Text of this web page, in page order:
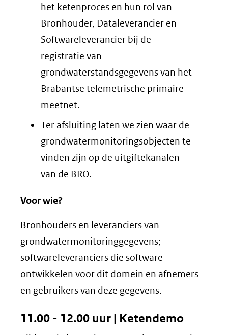
het ketenproces en hun rol van
Bronhouder, Dataleverancier en
Softwareleverancier bij de
registratie van
grondwaterstandsgegevens van het
Brabantse telemetrische primaire
meetnet.
Ter afsluiting laten we zien waar de
grondwatermonitoringsobjecten te
vinden zijn op de uitgiftekanalen
van de BRO.
Voor wie?
Bronhouders en leveranciers van
grondwatermonitoringgegevens;
softwareleveranciers die software
ontwikkelen voor dit domein en afnemers
en gebruikers van deze gegevens.
11.00 - 12.00 uur | Ketendemo